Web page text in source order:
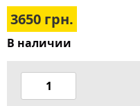
3650 грн.
В наличии